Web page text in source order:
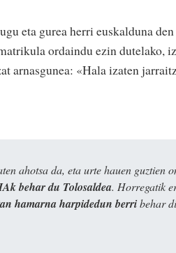
eta gurea herri euskalduna
ordaindu ezin dutelako,
arnasgunea: «Hala izaten
ahotsa da, eta urte hauen guztien
behar du Tolosaldea. Horregatik
hamarna harpidedun berribehar